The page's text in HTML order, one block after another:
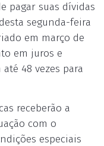
pagar suas dívidas
segunda-feira
em março de
em juros e
48 vezes para
receberão a
com o
especiais